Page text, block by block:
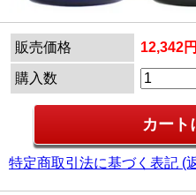
販売価格 12,342
購入数
特定商取引法に基づく表記 (